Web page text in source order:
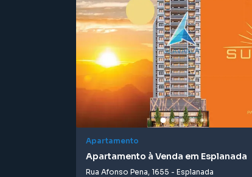
Apartamento
Apartamento à Venda em Esplanada
Rua Afonso Pena, 1655 - Esplanada